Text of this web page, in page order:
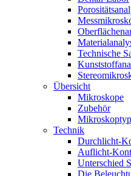
Technische
Übersicht
Mikroskope
Zubehör
Technik
Durchlicht-
Auflicht-
Unterschied
Die